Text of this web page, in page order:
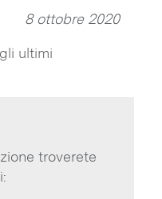
8 ottobre 2020
ultimi
troverete